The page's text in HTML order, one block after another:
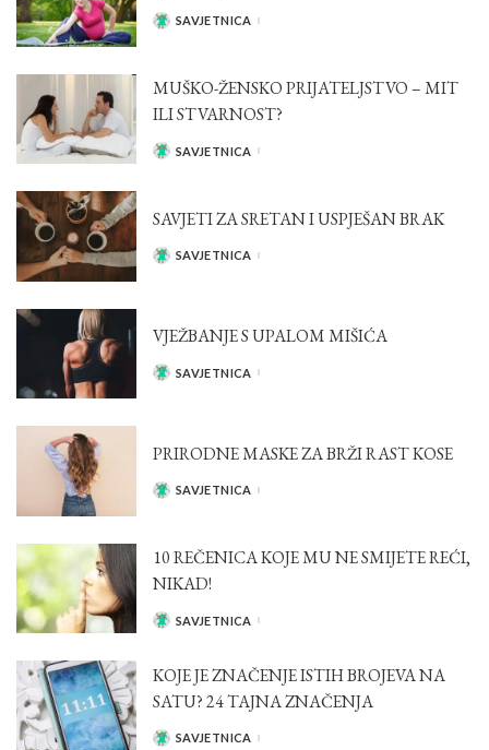
POSTED
SAVJETNICA
MUŠKO-ŽENSKO PRIJATELJSTVO – MIT
ILI STVARNOST?
POSTED
SAVJETNICA
SAVJETI ZA SRETAN I USPJEŠAN BRAK
POSTED
SAVJETNICA
VJEŽBANJE S UPALOM MIŠIĆA
POSTED
SAVJETNICA
PRIRODNE MASKE ZA BRŽI RAST KOSE
POSTED
SAVJETNICA
10 REČENICA KOJE MU NE SMIJETE REĆI,
NIKAD!
POSTED
SAVJETNICA
KOJE JE ZNAČENJE ISTIH BROJEVA NA
SATU? 24 TAJNA ZNAČENJA
POSTED
SAVJETNICA